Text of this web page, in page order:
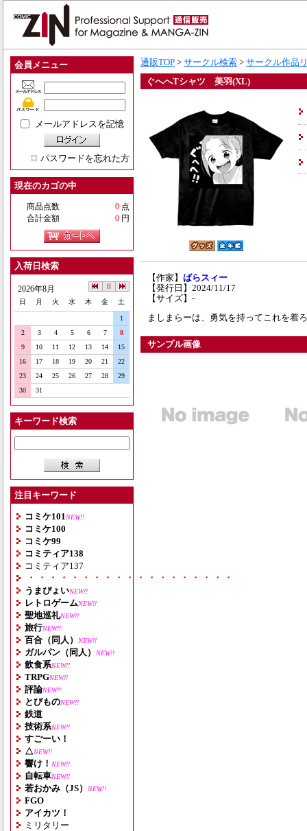
会員メニュー
メールアドレスを記憶
パスワードを忘れた方
現在のカゴの中
商品点数 0 点
合計金額
0 円
入荷日検索
2026年8月
日 月 火 水 木 金 土
1
2
3 4 5 6 7
8
9
10 11 12 13 14
15
16
17 18 19 20 21
22
23
24 25 26 27 28
29
30
31
キーワード検索
注目キーワード
コミケ101 NEW!!
コミケ100
コミケ99
コミティア138
コミティア137
・・・・・・・・・・・・・・・・・・・
うまぴょいNEW!!
レトロゲームNEW!!
聖地巡礼NEW!!
旅行NEW!!
百合（同人） NEW!!
ガルパン（同人） NEW!!
飲食系NEW!!
TRPGNEW!!
評論NEW!!
とびものNEW!!
鉄道
技術系NEW!!
すごーい！
△NEW!!
響け！ NEW!!
自転車NEW!!
若おかみ（JS） NEW!!
FGO
アイカツ！
ミリタリー
通販TOP > サークル検索 > サークル作品
ぐへへTシャツ 美羽(XL)
【作家】 ばらスィー
【発行日】2024/11/17
【サイズ】-
ましまらーは、勇気を持ってこれを
サンプル画像